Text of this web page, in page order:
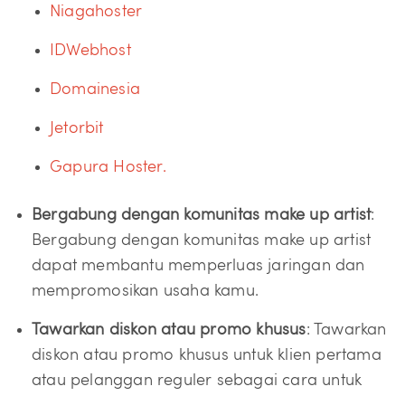
Niagahoster
IDWebhost
Domainesia
Jetorbit
Gapura Hoster.
Bergabung dengan komunitas make up artist:
Bergabung dengan komunitas make up artist
dapat membantu memperluas jaringan dan
mempromosikan usaha kamu.
Tawarkan diskon atau promo khusus: Tawarkan
diskon atau promo khusus untuk klien pertama
atau pelanggan reguler sebagai cara untuk